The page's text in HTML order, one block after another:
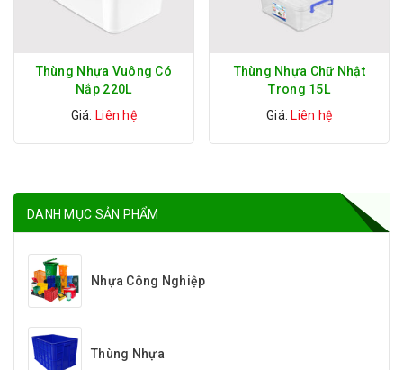
Thùng Nhựa Vuông Có
Nắp 220L
Giá: Liên hệ
Thùng Nhựa Chữ Nhật
Trong 15L
Giá: Liên hệ
DANH MỤC SẢN PHẨM
Nhựa Công Nghiệp
Thùng Nhựa